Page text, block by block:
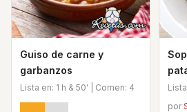
Guiso de carne y
garbanzos
Lista en: 1 h & 50' | Comen: 4
por